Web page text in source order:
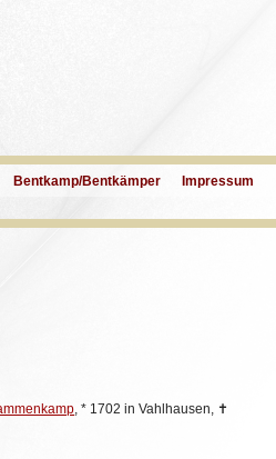
Bentkamp/Bentkämper Impressum
,* 1702 in Vahlhausen,
✝